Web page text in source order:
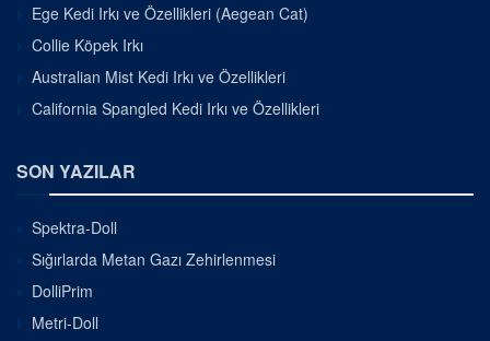
Ege Kedi Irkı ve Özellikleri (Aegean Cat)
Collie Köpek Irkı
Australian Mist Kedi Irkı ve Özellikleri
California Spangled Kedi Irkı ve Özellikleri
SON YAZILAR
Spektra-Doll
Sığırlarda Metan Gazı Zehirlenmesi
DolliPrim
Metri-Doll